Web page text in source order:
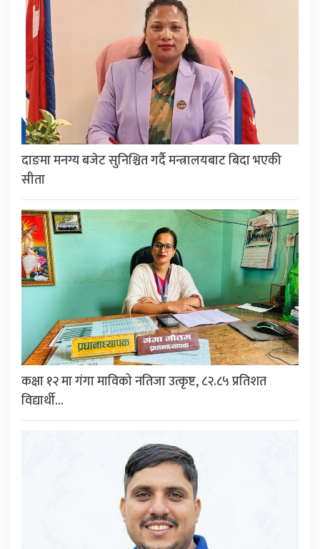
दाङमा मनग्य बजेट सुनिश्चित गर्दै मन्त्रालयबाट बिदा भएकी
सीता
कक्षा १२ मा गंगा माविको नतिजा उत्कृष्ट, ८२.८५ प्रतिशत
विद्यार्थी…